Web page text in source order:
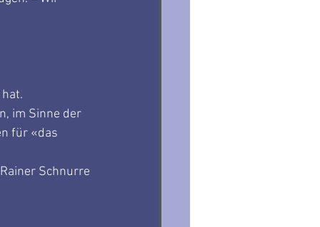
im Sinne der
für «das
Rainer Schnurre